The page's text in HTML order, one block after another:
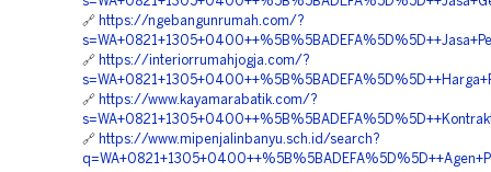
🔗 https://ngebangunrumah.com/?
🔗 https://interiorrumahjogja.com/?
🔗 https://www.kayamarabatik.com/?
🔗 https://www.mipenjalinbanyu.sch.id/search?